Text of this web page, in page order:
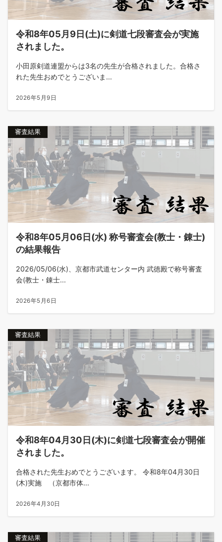
令和8年05月9日(土)に剣道七段審査会が実施
されました。
小田原剣道連盟からは3名の先生が合格されました。合格さ
れた先生おめでとうございま...
2026年5月9日
審査結果
令和8年05月06日(水) 称号審査会(教士・錬士)
の結果報告
2026/05/06(水)、京都市武道センター内 武徳殿で称号審査
会(教士・錬士...
2026年5月6日
審査結果
令和8年04月30日(木)に剣道七段審査会が開催
されました。
合格された先生おめでとうございます。 令和8年04月30日
(木)実施 （京都市体...
2026年4月30日
審査結果